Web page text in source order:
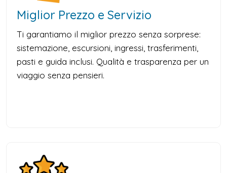
Miglior Prezzo e Servizio
Ti garantiamo il miglior prezzo senza sorprese:
sistemazione, escursioni, ingressi, trasferimenti,
pasti e guida inclusi. Qualità e trasparenza per un
viaggio senza pensieri.